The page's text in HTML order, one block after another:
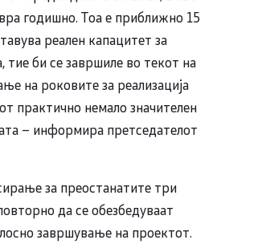
годишно. Тоа е приближно 15
реален капацитет за
би се завршиле во текот на
на роковите за реализација
практично немало значителен
– информира претседателот
за преостанатите три
да се обезбедуваат
завршување на проектот.